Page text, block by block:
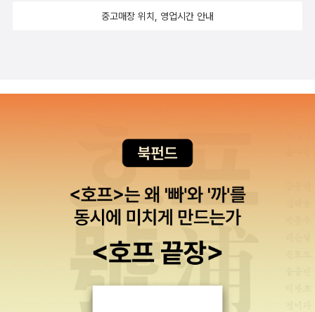
중고매장 위치, 영업시간 안내